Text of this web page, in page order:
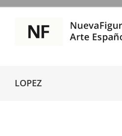
Saltar
contenido
LOPEZ